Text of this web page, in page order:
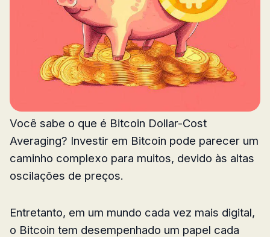
Você sabe o que é Bitcoin Dollar-Cost
Averaging? Investir em Bitcoin pode parecer um
caminho complexo para muitos, devido às altas
oscilações de preços.
Entretanto, em um mundo cada vez mais digital,
o Bitcoin tem desempenhado um papel cada